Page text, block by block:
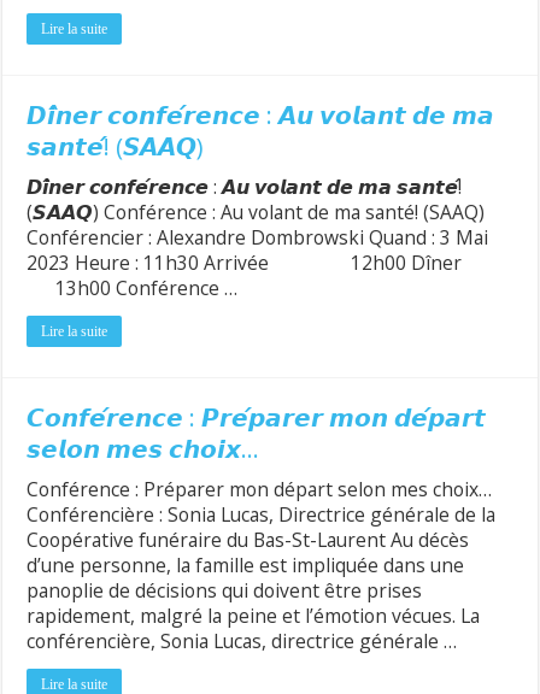
Lire la suite
𝘿𝙞̂𝙣𝙚𝙧 𝙘𝙤𝙣𝙛𝙚́𝙧𝙚𝙣𝙘𝙚 : 𝘼𝙪 𝙫𝙤𝙡𝙖𝙣𝙩 𝙙𝙚 𝙢𝙖
𝙨𝙖𝙣𝙩𝙚́! (𝙎𝘼𝘼𝙌)
𝘿𝙞̂𝙣𝙚𝙧 𝙘𝙤𝙣𝙛𝙚́𝙧𝙚𝙣𝙘𝙚 : 𝘼𝙪 𝙫𝙤𝙡𝙖𝙣𝙩 𝙙𝙚 𝙢𝙖 𝙨𝙖𝙣𝙩𝙚́!
(𝙎𝘼𝘼𝙌) Conférence : Au volant de ma santé! (SAAQ)
Conférencier : Alexandre Dombrowski Quand : 3 Mai
2023 Heure : 11h30 Arrivée 12h00 Dîner
13h00 Conférence …
Lire la suite
𝘾𝙤𝙣𝙛𝙚́𝙧𝙚𝙣𝙘𝙚 : 𝙋𝙧𝙚́𝙥𝙖𝙧𝙚𝙧 𝙢𝙤𝙣 𝙙𝙚́𝙥𝙖𝙧𝙩
𝙨𝙚𝙡𝙤𝙣 𝙢𝙚𝙨 𝙘𝙝𝙤𝙞𝙭…
Conférence : Préparer mon départ selon mes choix…
Conférencière : Sonia Lucas, Directrice générale de la
Coopérative funéraire du Bas-St-Laurent Au décès
d’une personne, la famille est impliquée dans une
panoplie de décisions qui doivent être prises
rapidement, malgré la peine et l’émotion vécues. La
conférencière, Sonia Lucas, directrice générale …
Lire la suite